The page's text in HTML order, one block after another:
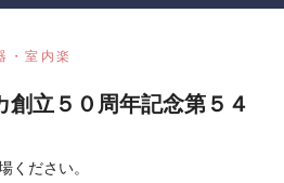
・室内楽
創立５０周年記念第５４
ください。